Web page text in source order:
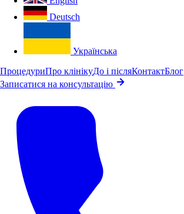
Deutsch
Українська
ПроцедуриПро клінікуДо і післяКонтактБлог
Записатися на консультацію